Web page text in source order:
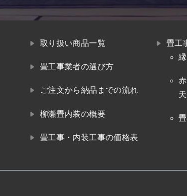
取り扱い商品一覧
畳工事業者の選び方
ご注文から納品までの流れ
柳瀬畳内装の概要
畳工事・内装工事の価格表
畳工